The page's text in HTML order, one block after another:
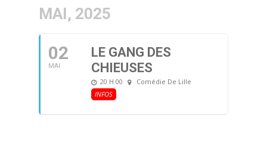
MAI, 2025
02
MAI
LE GANG DES
CHIEUSES
20 H 00
Comédie De Lille
INFOS